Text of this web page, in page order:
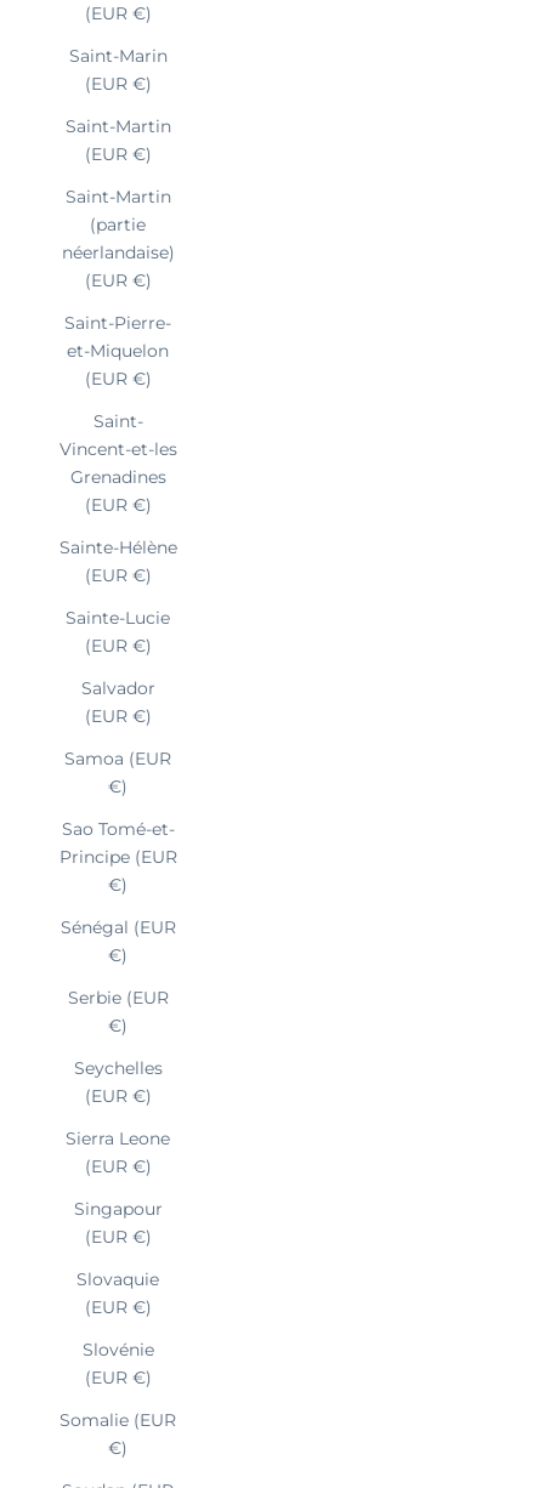
(EUR €)
Saint-Marin
(EUR €)
Saint-Martin
(EUR €)
Saint-Martin
(partie
néerlandaise)
(EUR €)
Saint-Pierre-
et-Miquelon
(EUR €)
Saint-
Vincent-et-les
Grenadines
(EUR €)
Sainte-Hélène
(EUR €)
Sainte-Lucie
(EUR €)
Salvador
(EUR €)
Samoa (EUR
€)
Sao Tomé-et-
Principe (EUR
€)
Sénégal (EUR
€)
Serbie (EUR
€)
Seychelles
(EUR €)
Sierra Leone
(EUR €)
Singapour
(EUR €)
Slovaquie
(EUR €)
Slovénie
(EUR €)
Somalie (EUR
€)